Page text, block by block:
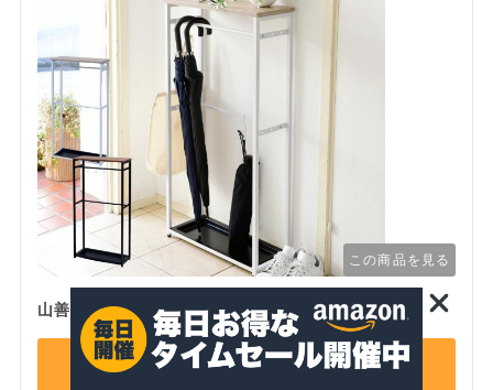
この商品を見る
山善 傘立てスリム
Amazonで詳細を見る